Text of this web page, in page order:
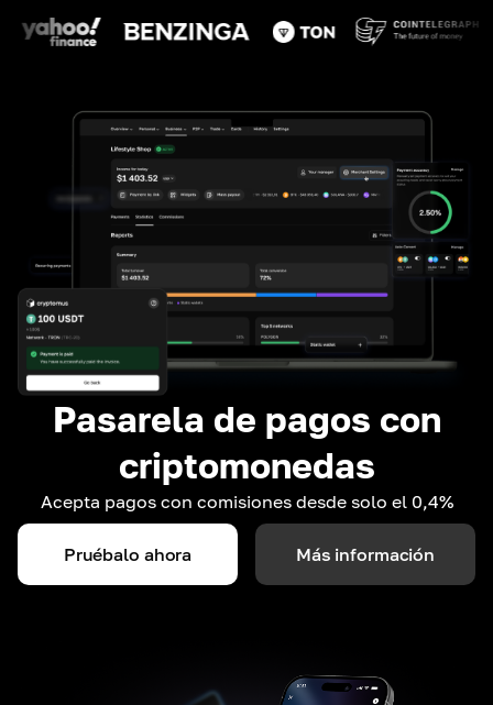
Pasarela de pagos con
criptomonedas
Acepta pagos con comisiones desde solo el 0,4%
Pruébalo ahora Más información